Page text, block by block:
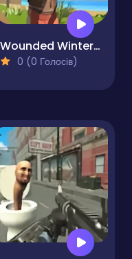
Wounded Winter A Lakota Story
0 (0 Голосів)